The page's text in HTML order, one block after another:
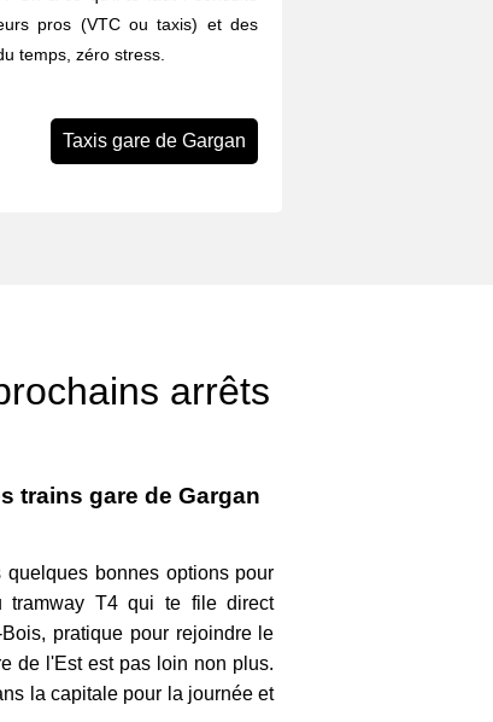
pros (VTC ou taxis) et des
temps, zéro stress.
Taxis gare de Gargan
arrêts
trains gare de Gargan
bonnes options pour
tramway T4 qui te file direct
pratique pour rejoindre le
de l'Est est pas loin non plus.
la capitale pour la journée et